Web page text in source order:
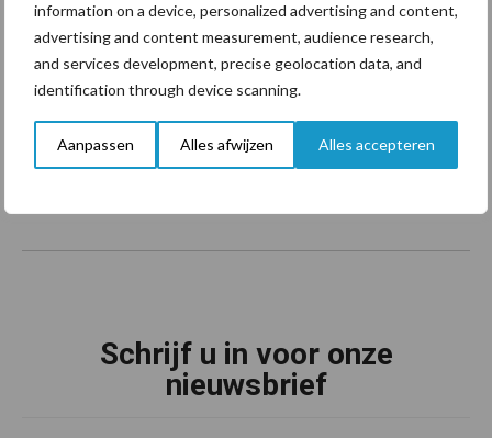
information on a device, personalized advertising and content,
advertising and content measurement, audience research,
and services development, precise geolocation data, and
identification through device scanning.
Aanpassen Alles afwijzen Alles accepteren
Footer Onze brandpartners
Schrijf u in voor onze
nieuwsbrief